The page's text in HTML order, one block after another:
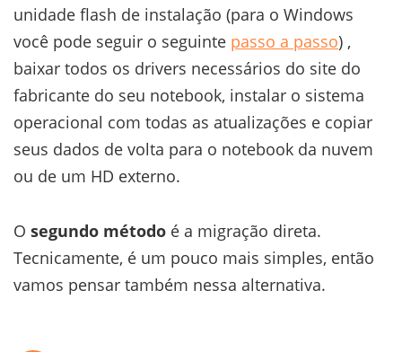
unidade flash de instalação (para o Windows
você pode seguir o seguinte passo a passo) ,
baixar todos os drivers necessários do site do
fabricante do seu notebook, instalar o sistema
operacional com todas as atualizações e copiar
seus dados de volta para o notebook da nuvem
ou de um HD externo.
O segundo método é a migração direta.
Tecnicamente, é um pouco mais simples, então
vamos pensar também nessa alternativa.